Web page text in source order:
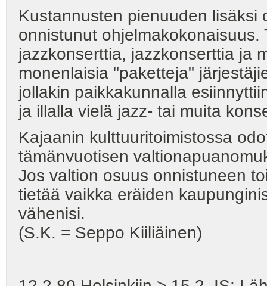
Kustannusten pienuuden
onnistunut
jazzkonserttia, jazzkonserttia ja
monenlaisia "paketteja"
jollakin paikkakunnalla
ja illalla vielä jazz- tai muita
Kajaanin kulttuuritoimistossa
tämänvuotisen
Jos valtion osuus onnistuneen
tietää vaikka eräiden
vähenisi.
(S.K. = Seppo Kiiliäinen)